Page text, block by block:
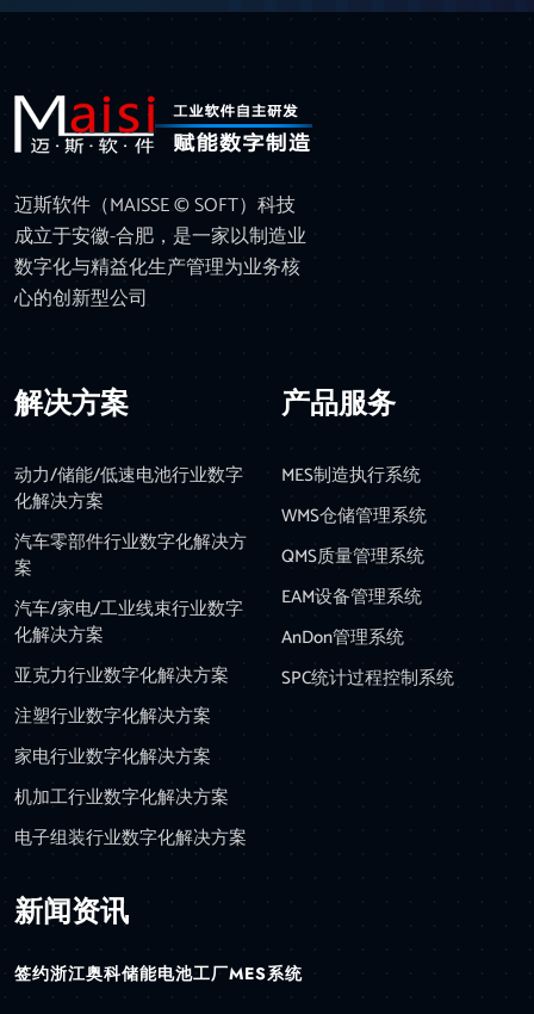
迈斯软件（MAISSE © SOFT）科技
成立于安徽-合肥，是一家以制造业
数字化与精益化生产管理为业务核
心的创新型公司
解决方案
动力/储能/低速电池行业数字
化解决方案
汽车零部件行业数字化解决方
案
汽车/家电/工业线束行业数字
化解决方案
亚克力行业数字化解决方案
注塑行业数字化解决方案
家电行业数字化解决方案
机加工行业数字化解决方案
电子组装行业数字化解决方案
产品服务
MES制造执行系统
WMS仓储管理系统
QMS质量管理系统
EAM设备管理系统
AnDon管理系统
SPC统计过程控制系统
新闻资讯
签约浙江奥科储能电池工厂MES系统